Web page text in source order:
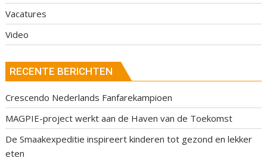
Vacatures
Video
RECENTE BERICHTEN
Crescendo Nederlands Fanfarekampioen
MAGPIE-project werkt aan de Haven van de Toekomst
De Smaakexpeditie inspireert kinderen tot gezond en lekker
eten